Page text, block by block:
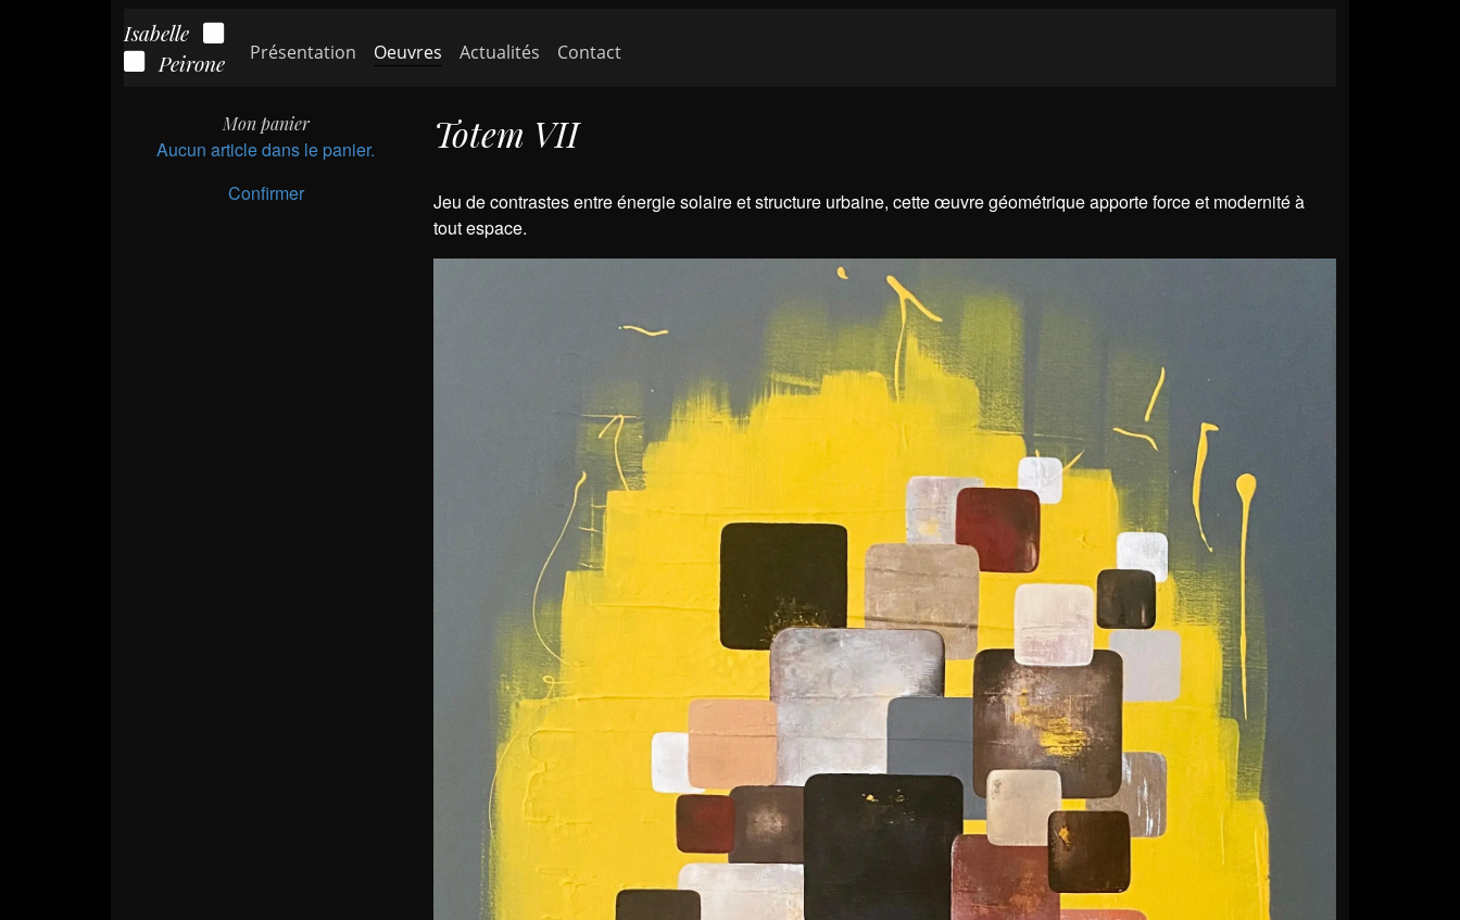
Isabelle
Peirone
Présentation Oeuvres (courante)
Actualités Contact
Mon panier
Aucun article dans le panier.
Confirmer
Totem VII
Jeu de contrastes entre énergie solaire et structure urbaine, cette œuvre géométrique apporte force et modernité à
tout espace.